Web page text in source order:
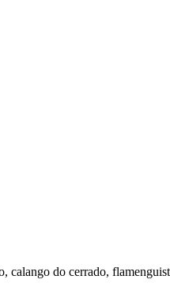
calango do cerrado,